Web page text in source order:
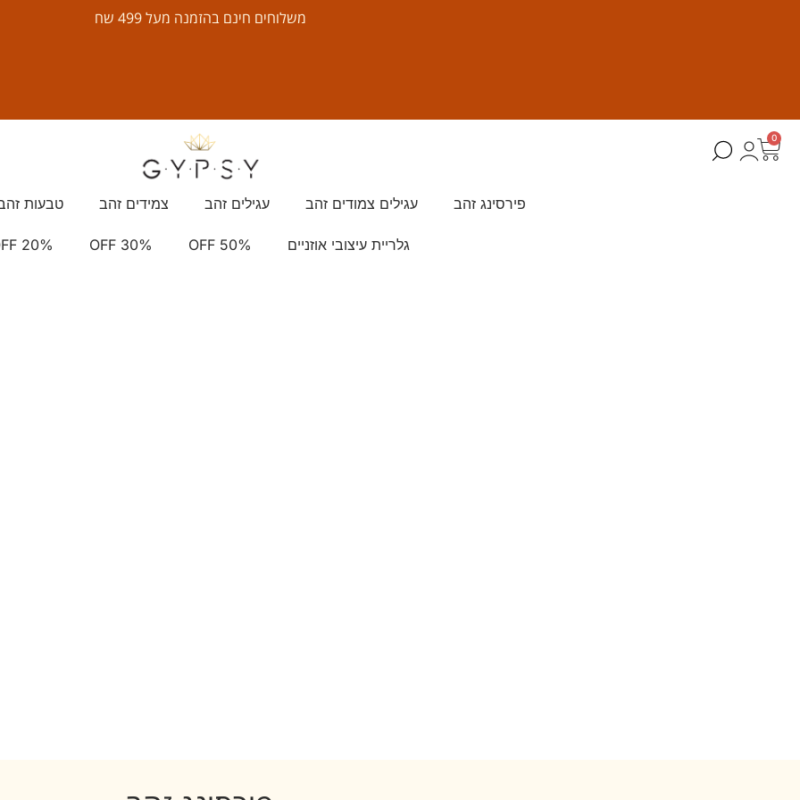
משלוחים חינם בהזמנה מעל 499 שח
0
פירסינג זהב עגילים צמודים זהב עגילים זהב צמידים זהב טבעות
גלריית עיצובי אוזניים OFF 50%
OFF 30%
20%